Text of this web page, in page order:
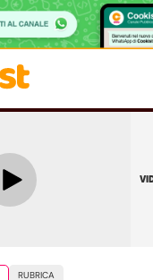
RUBRICA